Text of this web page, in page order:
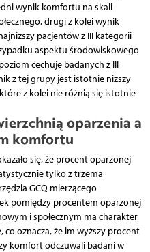
wynik komfortu na skali
drugi z kolei wynik
pacjentów z III kategorii
aspektu środowiskowego
cechuje badanych z III
z tej grupy jest istotnie niższy
z kolei nie różnią się istotnie
oparzenia a
komfortu
się, że procent oparzonej
tylko z trzema
GCQ mierzącego
pomiędzy procentem oparzonej
i społecznym ma charakter
oznacza, że im wyższy procent
komfort odczuwali badani w